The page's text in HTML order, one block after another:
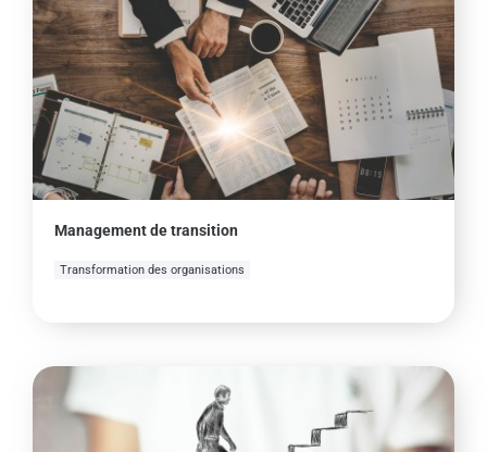
Management de transition
Transformation des organisations